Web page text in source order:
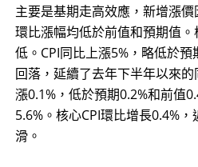
主要是基期走高效應，新增漲價
環比漲幅均低於前值和預期值
低。CPI同比上漲5%，略低於
回落，延續了去年下半年以來
漲0.1%，低於預期0.2%和前值
5.6%。核心CPI環比增長0.4%
滑。